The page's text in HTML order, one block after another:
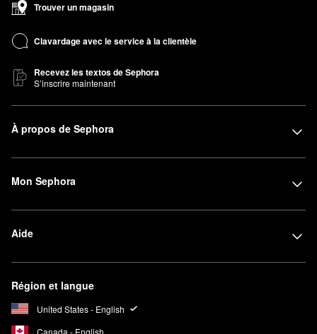
Trouver un magasin
Clavardage avec le service à la clientèle
Recevez les textos de Sephora
S’inscrire maintenant
À propos de Sephora
Mon Sephora
Aide
Région et langue
United States - English
Canada - English